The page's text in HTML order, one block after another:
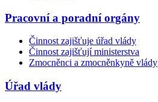
Pracovní a poradní orgány
Činnost zajišťuje úřad vlády
Činnost zajišťují ministerstva
Zmocněnci a zmocněnkyně vlády
Úřad vlády